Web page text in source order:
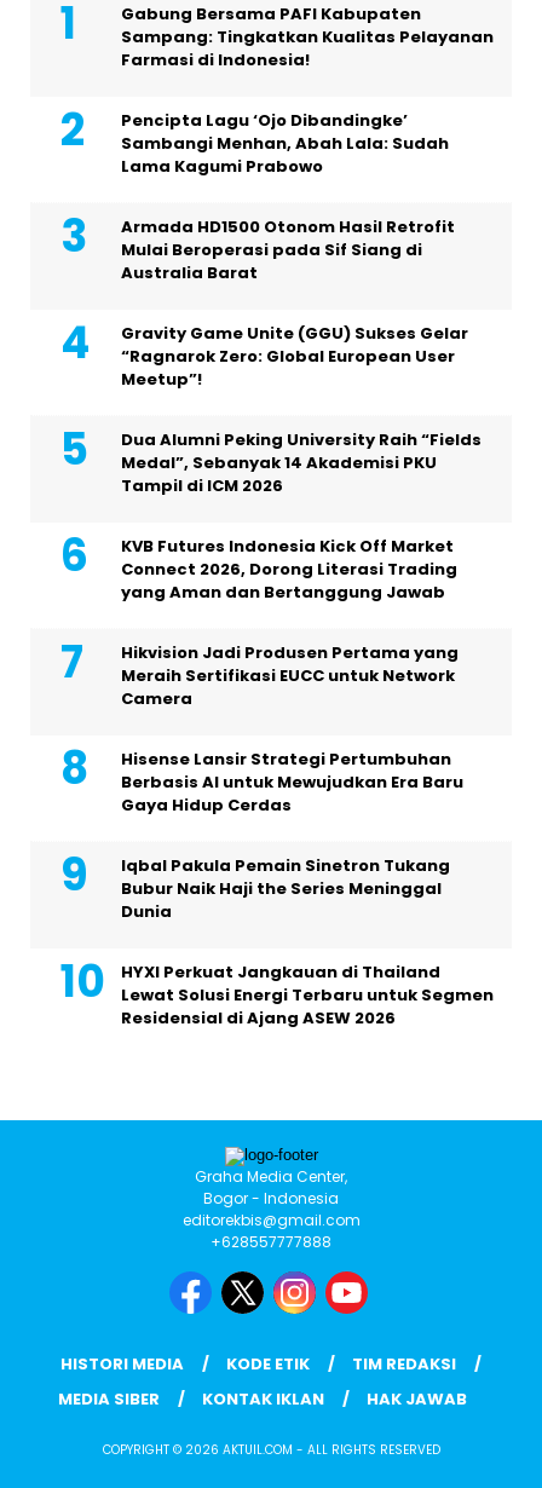
Gabung Bersama PAFI Kabupaten
Sampang: Tingkatkan Kualitas Pelayanan
Farmasi di Indonesia!
Pencipta Lagu ‘Ojo Dibandingke’
Sambangi Menhan, Abah Lala: Sudah
Lama Kagumi Prabowo
Armada HD1500 Otonom Hasil Retrofit
Mulai Beroperasi pada Sif Siang di
Australia Barat
Gravity Game Unite (GGU) Sukses Gelar
“Ragnarok Zero: Global European User
Meetup”!
Dua Alumni Peking University Raih “Fields
Medal”, Sebanyak 14 Akademisi PKU
Tampil di ICM 2026
KVB Futures Indonesia Kick Off Market
Connect 2026, Dorong Literasi Trading
yang Aman dan Bertanggung Jawab
Hikvision Jadi Produsen Pertama yang
Meraih Sertifikasi EUCC untuk Network
Camera
Hisense Lansir Strategi Pertumbuhan
Berbasis AI untuk Mewujudkan Era Baru
Gaya Hidup Cerdas
Iqbal Pakula Pemain Sinetron Tukang
Bubur Naik Haji the Series Meninggal
Dunia
HYXI Perkuat Jangkauan di Thailand
Lewat Solusi Energi Terbaru untuk Segmen
Residensial di Ajang ASEW 2026
Graha Media Center,
Bogor - Indonesia
editorekbis@gmail.com
+628557777888
HISTORI MEDIA KODE ETIK
TIM REDAKSI
MEDIA SIBER
KONTAK IKLAN HAK JAWAB
COPYRIGHT © 2026 AKTUIL.COM - ALL RIGHTS RESERVED